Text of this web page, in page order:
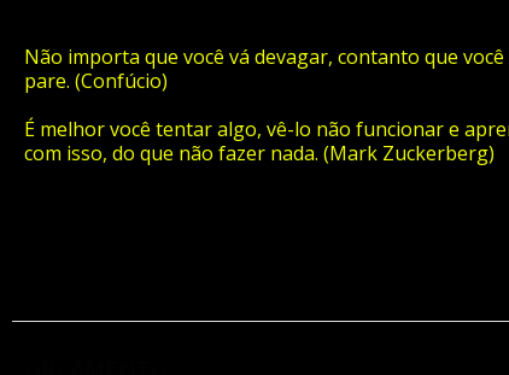
Não importa que você vá devagar, contanto que você
pare. (Confúcio)
É melhor você tentar algo, vê-lo não funcionar e
com isso, do que não fazer nada. (Mark Zuckerberg)